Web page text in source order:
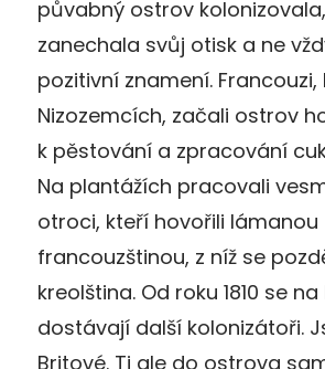
půvabný ostrov
zanechala svůj otisk a ne
pozitivní znamení.
Nizozemcích, začali ostrov
k pěstování a zpracování
Na plantážích pracovali
otroci, kteří hovořili lámanou
francouzštinou, z níž se
kreolština. Od roku 1810 se
dostávají další kolonizátoři.
Britové. Ti ale do ostrova